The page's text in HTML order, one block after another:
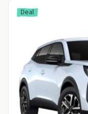
Deal